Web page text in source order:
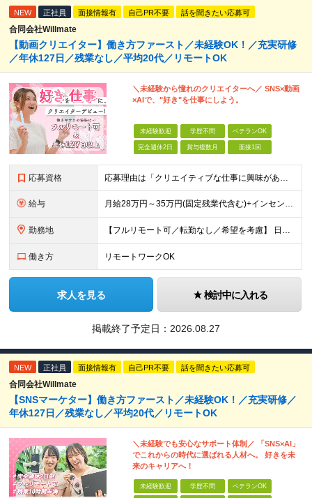
NEW 正社員 面接情報有 自己PR不要 話を聞きたい応募可
合同会社Willmate
【動画クリエイター】働き方ファースト／未経験OK！／充実研修
／年休127日／残業なし／平均20代／リモートOK
＼未経験から憧れのクリエイターへ／ SNS×動画
×AIで、"好き"を仕事にしよう。
未経験歓迎 学歴不問 ベテランOK
完全週休2日 賞与複数月 面接1回
応募資格 応募理由は「クリエイティブな仕事に興味がある」でOK！ #学歴不問 #未経験OK ★1つでも当てはまれば、マッチング率高め★ □ SNSやYouTubeに興味がある方 □ アイデアを考えることが好き
給与 月給28万円～35万円(固定残業代含む)+インセンティブ＋各種手当 ※経験・能力等を考慮の上、決定します。 ※残業はほとんどありませんが、発生した場合は時間外手当を100％支給します。 【固定残業
勤務地 【フルリモート可／転勤なし／希望を考慮】 日本47都道府県、どこでも就業可能！ （東京・神奈川・埼玉・千葉・北海道・宮城・愛知・大阪・福岡・新潟など 各拠点近郊のプロジェクト先） 【Point】
働き方 リモートワークOK
求人を見る 検討中に入れる
掲載終了予定日： 2026.08.27
NEW 正社員 面接情報有 自己PR不要 話を聞きたい応募可
合同会社Willmate
【SNSマーケター】働き方ファースト／未経験OK！／充実研修／
年休127日／残業なし／平均20代／リモートOK
＼未経験でも安心なサポート体制／ 「SNS×AI」
でこれからの時代に選ばれる人材へ。 好きを未
来のキャリアへ！
未経験歓迎 学歴不問 ベテランOK